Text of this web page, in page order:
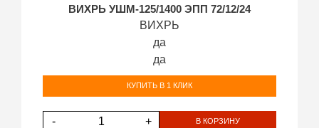
ВИХРЬ УШМ-125/1400 ЭПП 72/12/24
ВИХРЬ
да
да
КУПИТЬ В 1 КЛИК
- + В КОРЗИНУ